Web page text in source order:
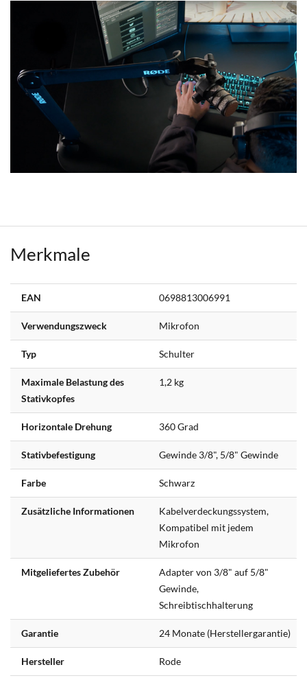
Merkmale
EAN 0698813006991
Verwendungszweck Mikrofon
Typ Schulter
Maximale Belastung des
Stativkopfes
1,2 kg
Horizontale Drehung 360 Grad
Stativbefestigung Gewinde 3/8", 5/8" Gewinde
Farbe Schwarz
Zusätzliche Informationen
Kabelverdeckungssystem,
Kompatibel mit jedem
Mikrofon
Mitgeliefertes Zubehör
Adapter von 3/8" auf 5/8"
Gewinde,
Schreibtischhalterung
Garantie 24 Monate (Herstellergarantie)
Hersteller Rode